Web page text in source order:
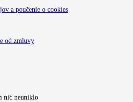
a poučenie o cookies
od zmluvy
nić neuniklo